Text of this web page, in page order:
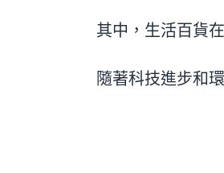
其中，生活百貨在
隨著科技進步和